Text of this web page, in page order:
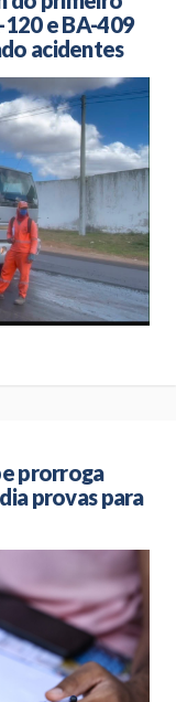
e BA-409
acidentes
prorroga
provas para